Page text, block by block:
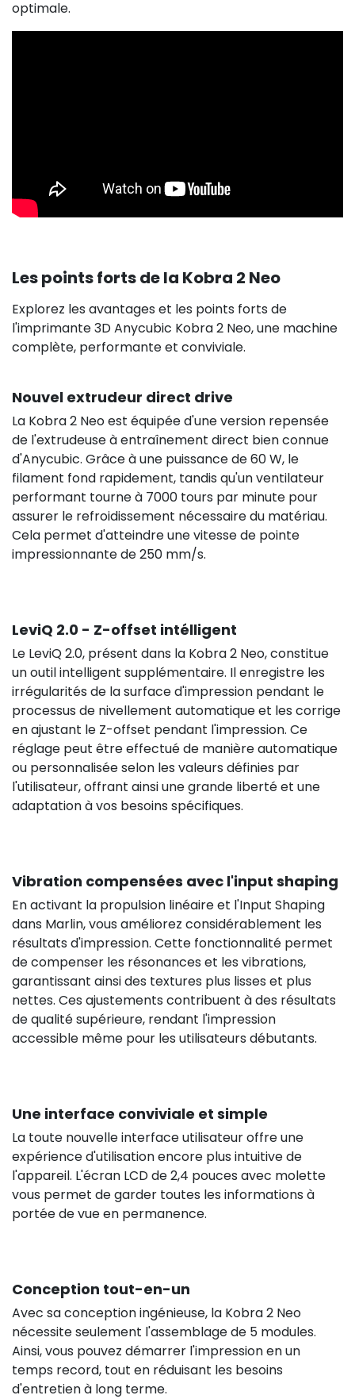
optimale.
Les points forts de la Kobra 2 Neo
Explorez les avantages et les points forts de
l'imprimante 3D Anycubic Kobra 2 Neo, une machine
complète, performante et conviviale.
Nouvel extrudeur direct drive
La Kobra 2 Neo est équipée d'une version repensée
de l'extrudeuse à entraînement direct bien connue
d'Anycubic. Grâce à une puissance de 60 W, le
filament fond rapidement, tandis qu'un ventilateur
performant tourne à 7000 tours par minute pour
assurer le refroidissement nécessaire du matériau.
Cela permet d'atteindre une vitesse de pointe
impressionnante de 250 mm/s.
LeviQ 2.0 - Z-offset intélligent
Le LeviQ 2.0, présent dans la Kobra 2 Neo, constitue
un outil intelligent supplémentaire. Il enregistre les
irrégularités de la surface d'impression pendant le
processus de nivellement automatique et les corrige
en ajustant le Z-offset pendant l'impression. Ce
réglage peut être effectué de manière automatique
ou personnalisée selon les valeurs définies par
l'utilisateur, offrant ainsi une grande liberté et une
adaptation à vos besoins spécifiques.
Vibration compensées avec l'input shaping
En activant la propulsion linéaire et l'Input Shaping
dans Marlin, vous améliorez considérablement les
résultats d'impression. Cette fonctionnalité permet
de compenser les résonances et les vibrations,
garantissant ainsi des textures plus lisses et plus
nettes. Ces ajustements contribuent à des résultats
de qualité supérieure, rendant l'impression
accessible même pour les utilisateurs débutants.
Une interface conviviale et simple
La toute nouvelle interface utilisateur offre une
expérience d'utilisation encore plus intuitive de
l'appareil. L'écran LCD de 2,4 pouces avec molette
vous permet de garder toutes les informations à
portée de vue en permanence.
Conception tout-en-un
Avec sa conception ingénieuse, la Kobra 2 Neo
nécessite seulement l'assemblage de 5 modules.
Ainsi, vous pouvez démarrer l'impression en un
temps record, tout en réduisant les besoins
d'entretien à long terme.